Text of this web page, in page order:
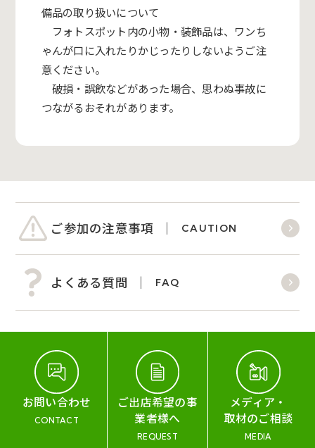
備品の取り扱いについて
フォトスポット内の小物・装飾品は、ワンち
ゃんが口に入れたりかじったりしないようご注
意ください。
破損・誤飲などがあった場合、思わぬ事故に
つながるおそれがあります。
ご参加の注意事項 CAUTION
よくある質問 FAQ
お問い合わせ
CONTACT
ご出店希望の事
業者様へ
REQUEST
メディア・
取材のご相談
MEDIA